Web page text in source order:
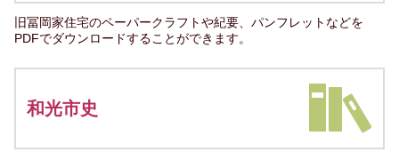
旧冨岡家住宅のペーパークラフトや紀要、パンフレットなどを
PDFでダウンロードすることができます。
和光市史